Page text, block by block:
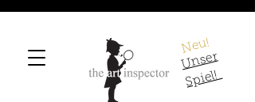
Neu!
U
ns
er
S
pi
el!